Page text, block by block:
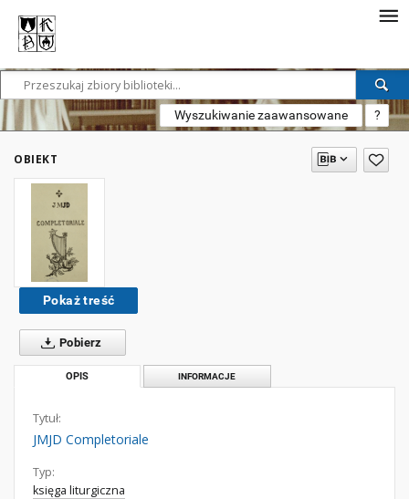
Wyszukiwanie zaawansowane ?
OBIEKT
Pokaż treść
Pobierz
OPIS INFORMACJE
Tytuł:
JMJD Completoriale
Typ:
księga liturgiczna